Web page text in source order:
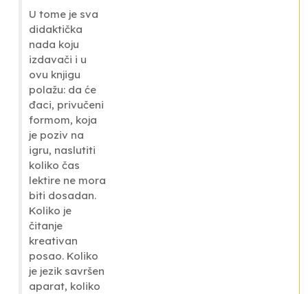
U tome je sva
didaktička
nada koju
izdavači i u
ovu knjigu
polažu: da će
đaci, privučeni
formom, koja
je poziv na
igru, naslutiti
koliko čas
lektire ne mora
biti dosadan.
Koliko je
čitanje
kreativan
posao. Koliko
je jezik savršen
aparat, koliko